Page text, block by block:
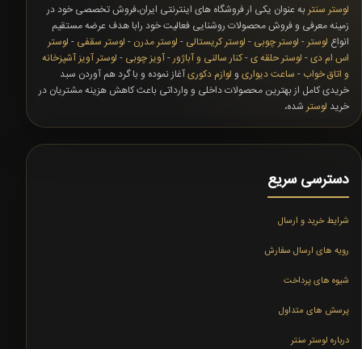
لوستر سنتر به عنوان یکی ار فروشگاه های اینترنتی ایران،فروش تخصصی خود در
زمینه معرفی و فروش محصولات روشنایی فعالیت خود رابا هدف عرضه مستقیم
انواع لوستر - لوستر چوبی - لوستر کریستالی - لوستر مدرن - لوستر سقفی - لوستر
اس ام دی- لوستر حلقه ی-کنار سالنی و آباژور-آویز چوبی - لوستر آویز آشپزخانه
و اتاق خواب - ساعت دیواری و لوازم دکوریآغاز نموده و با گرد هم آوردن سبد
خریدی کامل از بهترین محصولات داخلی و وارداتی باعث کاهش هزینه مشتریان در
خرید لوستر شده،
دسترسی سریع
شرایط خرید و ارسال
رویه های ارسال سفارش
شیوه های پرداخت
پرسش های متداول
درباره لوستر سنتر